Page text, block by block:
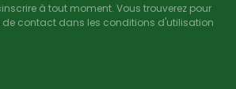
à tout moment. Vous trouverez pour
contact dans les conditions d'utilisation